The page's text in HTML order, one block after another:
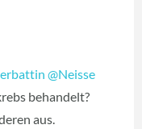
@Neisse
behandelt?
aus.